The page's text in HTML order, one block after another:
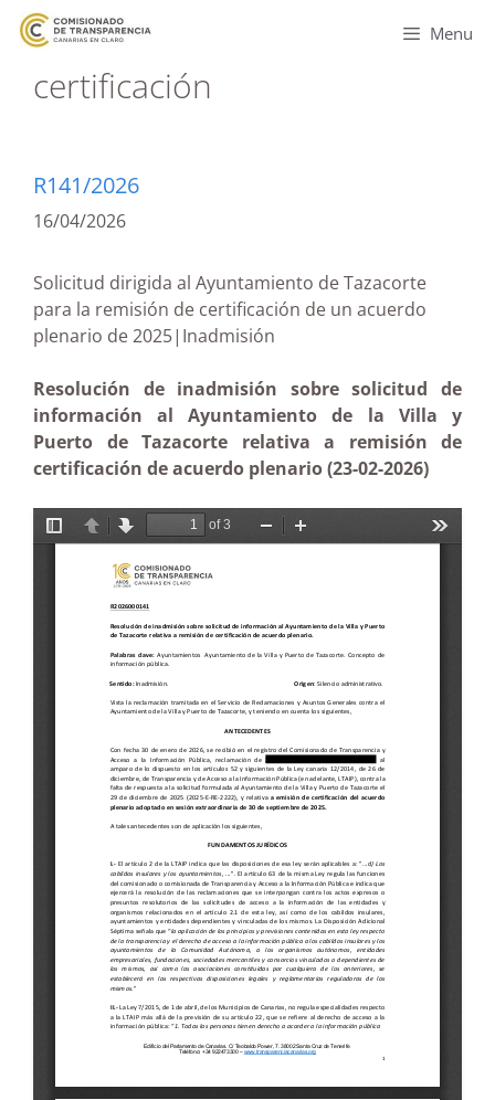
Menu
certificación
R141/2026
16/04/2026
Solicitud dirigida al Ayuntamiento de Tazacorte
para la remisión de certificación de un acuerdo
plenario de 2025|Inadmisión
Resolución de inadmisión sobre solicitud de
información al Ayuntamiento de la Villa y
Puerto de Tazacorte relativa a remisión de
certificación de acuerdo plenario (23-02-2026)